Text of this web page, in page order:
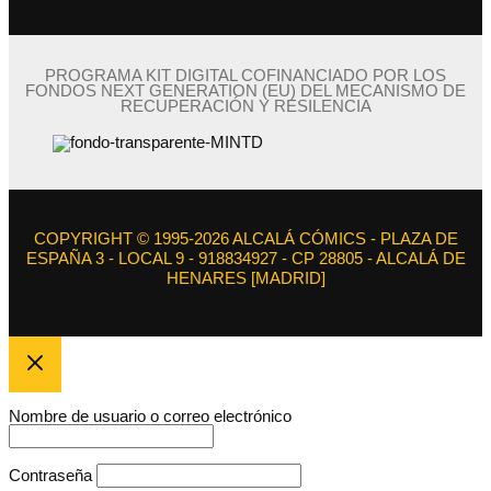
PROGRAMA KIT DIGITAL COFINANCIADO POR LOS
FONDOS NEXT GENERATION (EU) DEL MECANISMO DE
RECUPERACIÓN Y RESILENCIA
COPYRIGHT © 1995-2026 ALCALÁ CÓMICS - PLAZA DE
ESPAÑA 3 - LOCAL 9 - 918834927 - CP 28805 - ALCALÁ DE
HENARES [MADRID]
Nombre de usuario o correo electrónico
Contraseña